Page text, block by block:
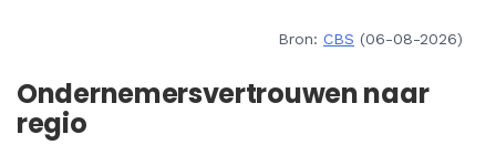
Bron: CBS (06-08-2026)
Ondernemersvertrouwen naar
regio